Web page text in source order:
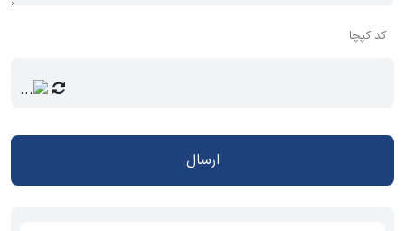
کد کپچا
ارسال